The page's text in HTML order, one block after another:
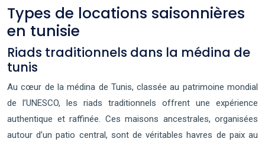
Types de locations saisonnières
en tunisie
Riads traditionnels dans la médina de
tunis
Au cœur de la médina de Tunis, classée au patrimoine mondial
de l’UNESCO, les riads traditionnels offrent une expérience
authentique et raffinée. Ces maisons ancestrales, organisées
autour d’un patio central, sont de véritables havres de paix au